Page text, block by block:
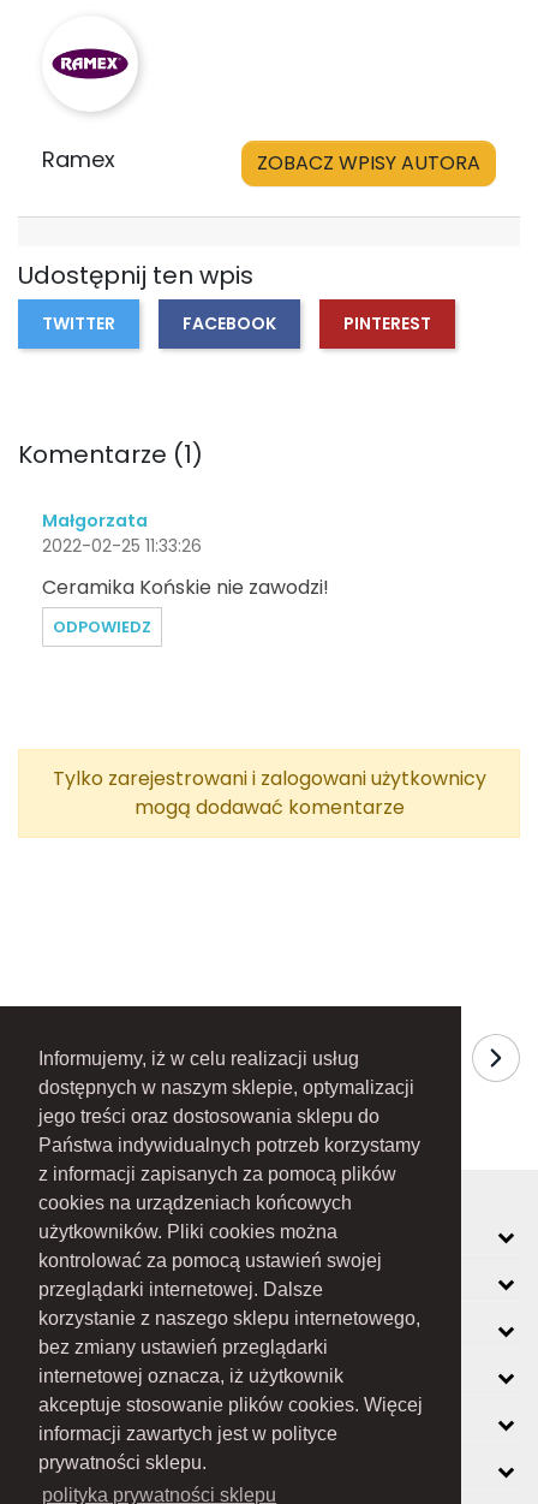
Informujemy, iż w celu realizacji usług
dostępnych w naszym sklepie, optymalizacji
jego treści oraz dostosowania sklepu do
Państwa indywidualnych potrzeb korzystamy
z informacji zapisanych za pomocą plików
cookies na urządzeniach końcowych
użytkowników. Pliki cookies można
kontrolować za pomocą ustawień swojej
przeglądarki internetowej. Dalsze
korzystanie z naszego sklepu internetowego,
bez zmiany ustawień przeglądarki
internetowej oznacza, iż użytkownik
akceptuje stosowanie plików cookies. Więcej
informacji zawartych jest w polityce
prywatności sklepu.
polityka prywatności sklepu
Ramex ZOBACZ WPISY AUTORA
Udostępnij ten wpis
TWITTER FACEBOOK PINTEREST
Komentarze (1)
Małgorzata
2022-02-25 11:33:26
Ceramika Końskie nie zawodzi!
ODPOWIEDZ
Tylko zarejestrowani i zalogowani użytkownicy
mogą dodawać komentarze
MOJE KONTO
INFORMACJE
O FIRMIE
ZOBACZ RÓWNIEŻ
KONTAKT
NEWSLETTER